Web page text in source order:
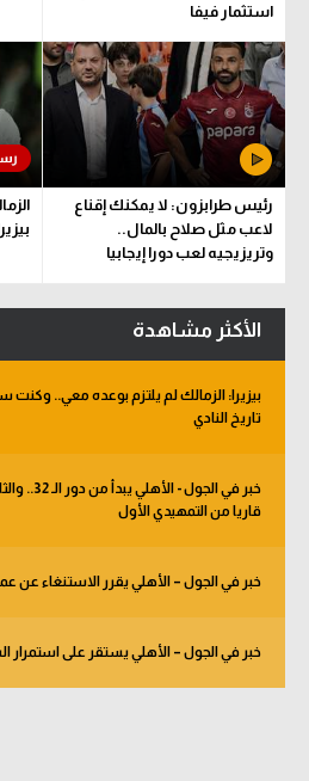
استثمار فيفا
رئيس طرابزون: لا يمكنك إقناع
لاعب مثل صلاح بالمال..
وتريزيجيه لعب دورا إيجابيا
الأكثر مشاهدة
بيزيرا: الزمالك لم يلتزم بوعده معي..
تاريخ النادي
خبر في الجول
قاريا من التمهيدي الأول
خبر في الجول – الأهلي يقرر الاستنغاء عن
خبر في الجول – الأهلي يستقر على استمرار